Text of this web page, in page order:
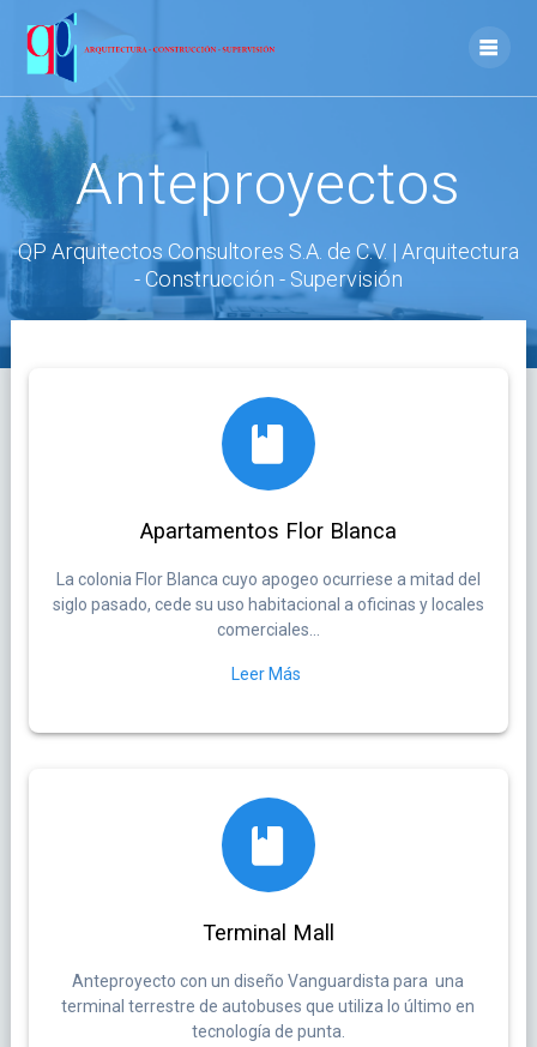
Anteproyectos
QP Arquitectos Consultores S.A. de C.V. | Arquitectura
- Construcción - Supervisión
Apartamentos Flor Blanca
La colonia Flor Blanca cuyo apogeo ocurriese a mitad del
siglo pasado, cede su uso habitacional a oficinas y locales
comerciales…
Leer Más
Terminal Mall
Anteproyecto con un diseño Vanguardista para una
terminal terrestre de autobuses que utiliza lo último en
tecnología de punta.